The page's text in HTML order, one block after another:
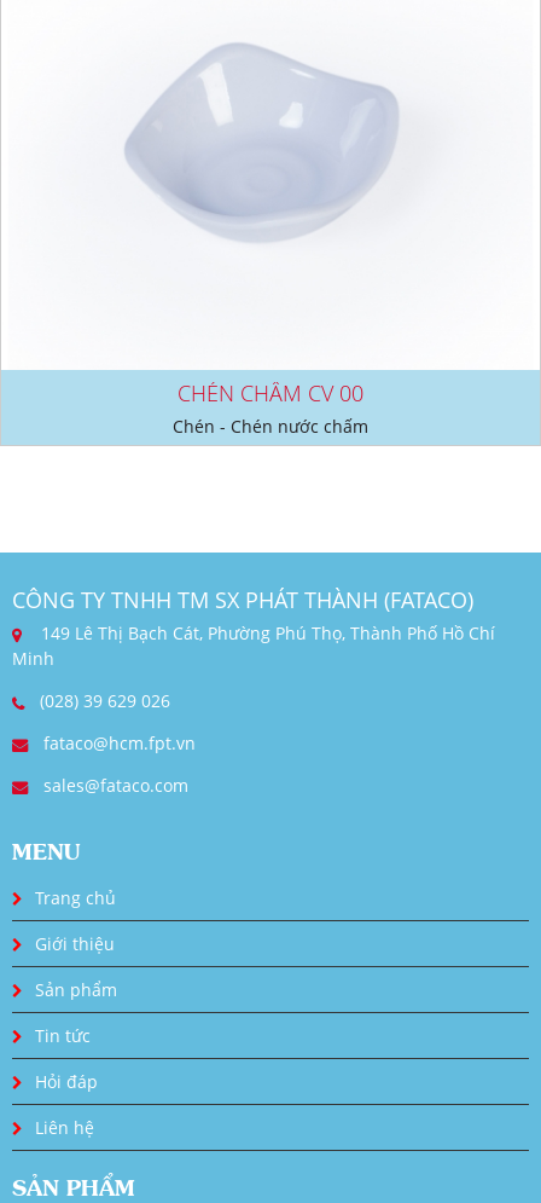
CHÉN CHẤM CV 00
Chén - Chén nước chấm
CÔNG TY TNHH TM SX PHÁT THÀNH (FATACO)
149 Lê Thị Bạch Cát, Phường Phú Thọ, Thành Phố Hồ Chí
Minh
(028) 39 629 026
fataco@hcm.fpt.vn
sales@fataco.com
MENU
Trang chủ
Giới thiệu
Sản phẩm
Tin tức
Hỏi đáp
Liên hệ
SẢN PHẨM